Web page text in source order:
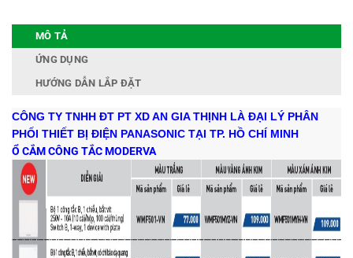
MÔ TẢ
ỨNG DỤNG
HƯỚNG DẪN LẮP ĐẶT
CÔNG TY TNHH ĐT PT XD AN GIA THỊNH LÀ ĐẠI LÝ PHÂN
PHỐI THIẾT BỊ ĐIỆN PANASONIC TẠI TP. HỒ CHÍ MINH
Ổ CẮM CÔNG TẮC MODERVA